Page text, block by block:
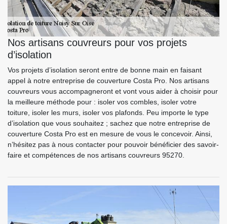
Nos artisans couvreurs pour vos projets
d’isolation
Vos projets d’isolation seront entre de bonne main en faisant
appel à notre entreprise de couverture Costa Pro. Nos artisans
couvreurs vous accompagneront et vont vous aider à choisir pour
la meilleure méthode pour : isoler vos combles, isoler votre
toiture, isoler les murs, isoler vos plafonds. Peu importe le type
d’isolation que vous souhaitez ; sachez que notre entreprise de
couverture Costa Pro est en mesure de vous le concevoir. Ainsi,
n’hésitez pas à nous contacter pour pouvoir bénéficier des savoir-
faire et compétences de nos artisans couvreurs 95270.